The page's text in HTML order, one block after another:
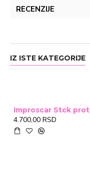
RECENZIJE
IZ ISTE KATEGORIJE
4.700,00 RSD